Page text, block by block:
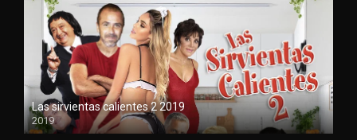
Las sirvientas calientes 2 2019
2019
720